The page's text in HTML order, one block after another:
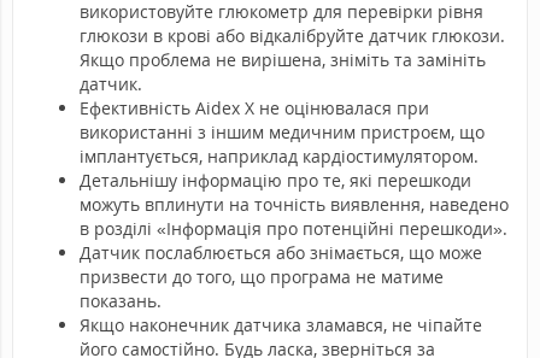
використовуйте глюкометр для перевірки рівня
глюкози в крові або відкалібруйте датчик глюкози.
Якщо проблема не вирішена, зніміть та замініть
датчик.
Ефективність Aidex X не оцінювалася при
використанні з іншим медичним пристроєм, що
імплантується, наприклад кардіостимулятором.
Детальнішу інформацію про те, які перешкоди
можуть вплинути на точність виявлення, наведено
в розділі «Інформація про потенційні перешкоди».
Датчик послаблюється або знімається, що може
призвести до того, що програма не матиме
показань.
Якщо наконечник датчика зламався, не чіпайте
його самостійно. Будь ласка, зверніться за